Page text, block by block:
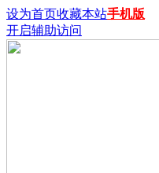
设为首页收藏本站手机版
开启辅助访问